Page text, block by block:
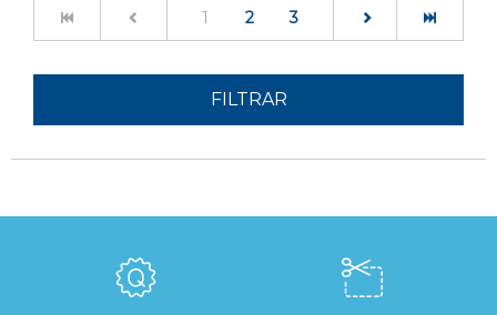
1 (current)
2 3
FILTRAR